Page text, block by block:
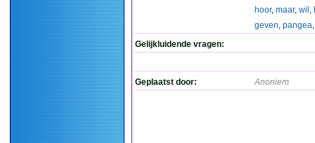
hoor, maar, wil ,
geven, pangea
Gelijkluidende vragen:
Geplaatst door: Anoniem